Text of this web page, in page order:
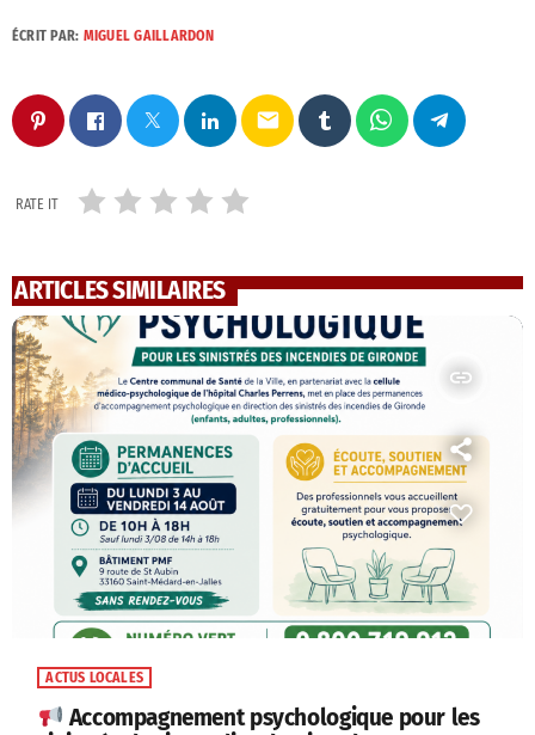
ÉCRIT PAR: MIGUEL GAILLARDON
email
RATE IT
ARTICLES SIMILAIRES
insert_link
ACTUS LOCALES
Accompagnement psychologique pour les